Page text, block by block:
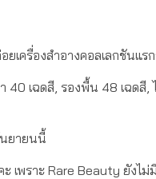
เครื่องสำอางคอลเลกชันแ
เฉดสี, รองพื้น 48 เฉดสี
ยายนนี้
เพราะ Rare Beauty ยังไ